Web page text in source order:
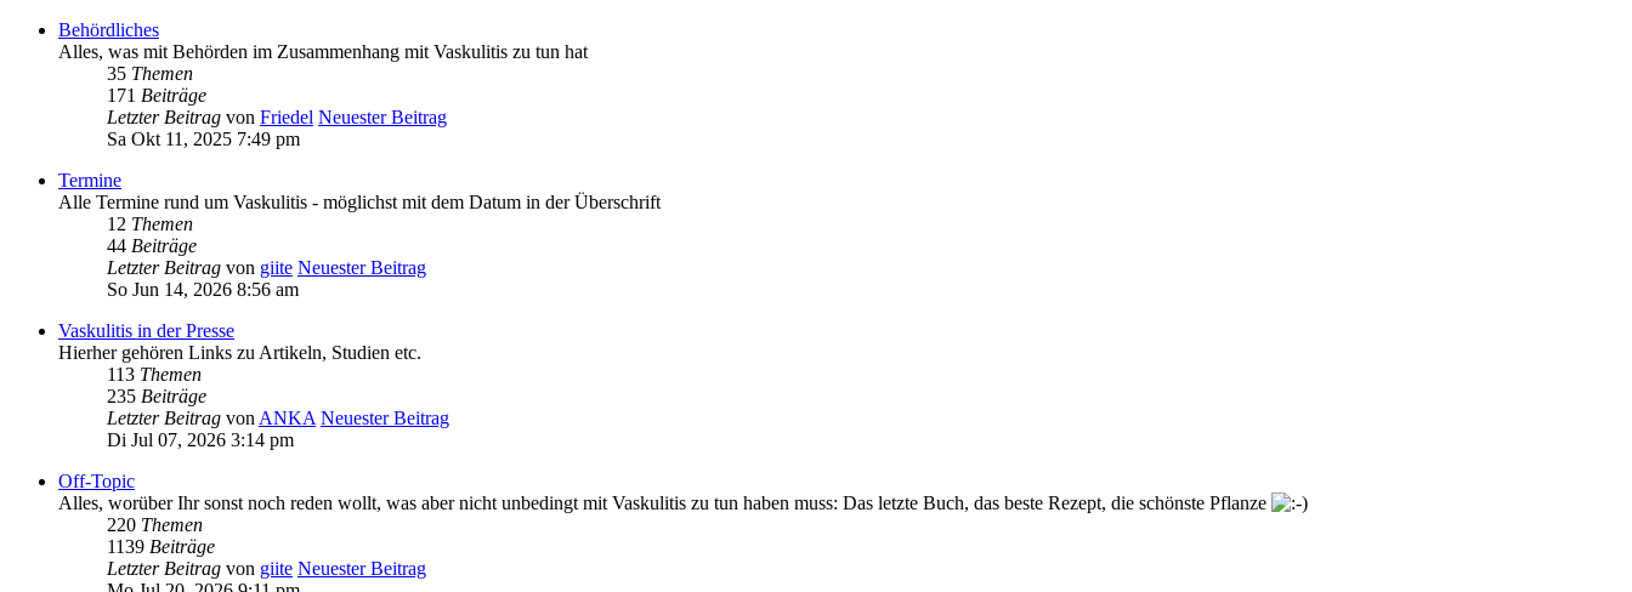
Behördliches
Alles, was mit Behörden im Zusammenhang mit Vaskulitis zu tun hat
35 Themen
171 Beiträge
Letzter Beitrag von Friedel Neuester Beitrag
Sa Okt 11, 2025 7:49 pm
Termine
Alle Termine rund um Vaskulitis - möglichst mit dem Datum in der Überschrift
12 Themen
44 Beiträge
Letzter Beitrag von giite Neuester Beitrag
So Jun 14, 2026 8:56 am
Vaskulitis in der Presse
Hierher gehören Links zu Artikeln, Studien etc.
113 Themen
235 Beiträge
Letzter Beitrag von ANKA Neuester Beitrag
Di Jul 07, 2026 3:14 pm
Off-Topic
Alles, worüber Ihr sonst noch reden wollt, was aber nicht unbedingt mit Vaskulitis zu tun haben muss: Das letzte Buch, das beste Rezept, die schönste Pflanze
220 Themen
1139 Beiträge
Letzter Beitrag von giite Neuester Beitrag